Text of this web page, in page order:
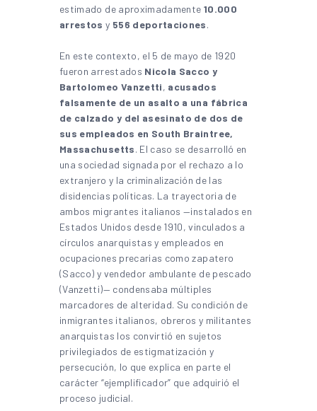
estimado de aproximadamente 10.000
arrestos y 556 deportaciones.
En este contexto, el 5 de mayo de 1920
fueron arrestados Nicola Sacco y
Bartolomeo Vanzetti, acusados
falsamente de un asalto a una fábrica
de calzado y del asesinato de dos de
sus empleados en South Braintree,
Massachusetts. El caso se desarrolló en
una sociedad signada por el rechazo a lo
extranjero y la criminalización de las
disidencias políticas. La trayectoria de
ambos migrantes italianos —instalados en
Estados Unidos desde 1910, vinculados a
círculos anarquistas y empleados en
ocupaciones precarias como zapatero
(Sacco) y vendedor ambulante de pescado
(Vanzetti)— condensaba múltiples
marcadores de alteridad. Su condición de
inmigrantes italianos, obreros y militantes
anarquistas los convirtió en sujetos
privilegiados de estigmatización y
persecución, lo que explica en parte el
carácter “ejemplificador” que adquirió el
proceso judicial.